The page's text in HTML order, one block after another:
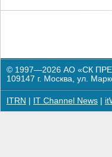
© 1997—2026 АО «СК
109147 г. Москва, ул.
ITRN IT Channel News